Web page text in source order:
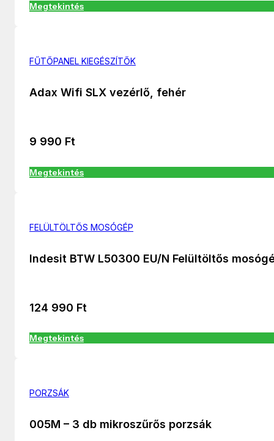
Megtekintés
FŰTŐPANEL KIEGÉSZÍTŐK
Adax Wifi SLX vezérlő, fehér
9 990 Ft
Megtekintés
FELÜLTÖLTŐS MOSÓGÉP
Indesit BTW L50300 EU/N Felültöltős
124 990 Ft
Megtekintés
PORZSÁK
005M – 3 db mikroszűrős porzsák